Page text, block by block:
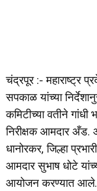
चंद्रपूर :- महाराष्ट्र
सपकाळ यांच्या
कमिटीच्या वतीने गांधी
निरीक्षक आमदार अँड.
धानोरकर, जिल्हा
आमदार सुभाष धोटे
आयोजन करण्यात